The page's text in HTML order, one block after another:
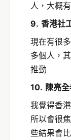
人，大概
9. 香港社
現在有很
多個人，
推動
10. 陳亮全
我覺得香
所以會很
些結果會